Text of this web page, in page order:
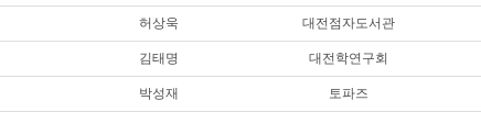
허상욱 대전점자도서관
김태명 대전학연구회
박성재 토파즈